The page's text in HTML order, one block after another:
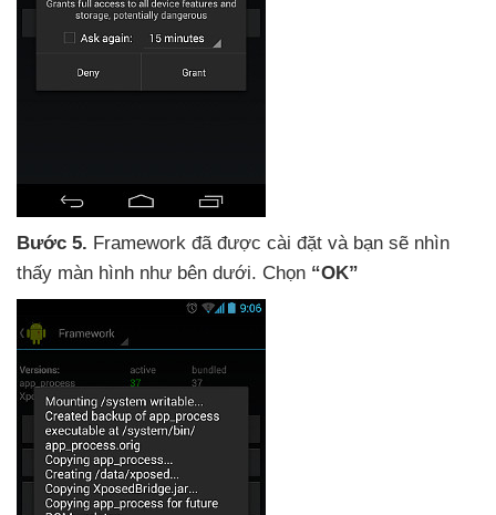
Bước 5. Framework đã được cài đặt và bạn sẽ nhìn
thấy màn hình như bên dưới. Chọn “OK”